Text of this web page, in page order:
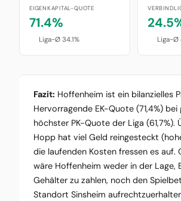
EIGENKAPITAL-QUOTE
71.4%
Liga-Ø 34.1% Liga-Ø
Fazit: Hoffenheim ist ein bilanzielles
Hervorragende EK-Quote (71,4%)
höchster PK-Quote der Liga (61,7%).
Hopp hat viel Geld reingesteckt
die laufenden Kosten fressen es auf.
wäre Hoffenheim weder in der Lage,
Gehälter zu zahlen, noch den
Standort Sinsheim